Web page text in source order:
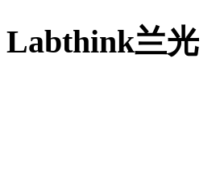
Labthink兰光